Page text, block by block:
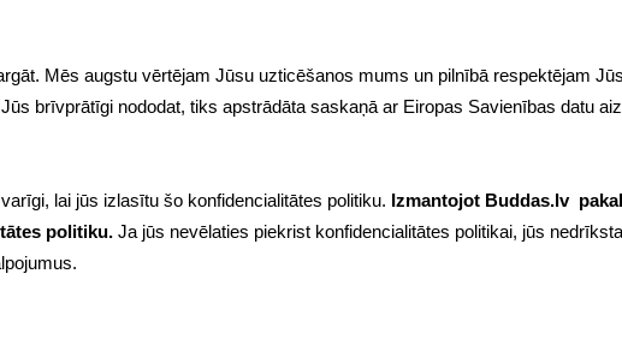
Mēs augstu vērtējam Jūsu uzticēšanos mums un pilnībā respektējam
brīvprātīgi nododat, tiks apstrādāta saskaņā ar Eiropas Savienības datu
lai jūs izlasītu šo konfidencialitātes politiku. Izmantojot Buddas.lv
politiku. Ja jūs nevēlaties piekrist konfidencialitātes politikai, jūs